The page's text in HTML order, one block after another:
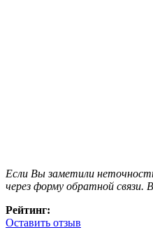
Если Вы заметили
через форму обратной связи.
Рейтинг:
Оставить отзыв